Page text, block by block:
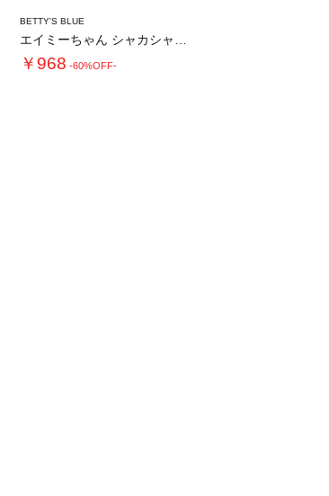
BETTY'S BLUE
￥968 -60%OFF-